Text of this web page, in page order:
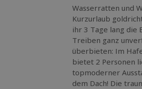
Wasserratten und
Kurzurlaub
ihr 3 Tage lang die
Treiben ganz
überbieten: Im
bietet 2 Personen
topmoderner
dem Dach! Die